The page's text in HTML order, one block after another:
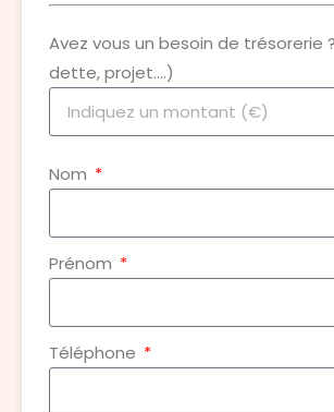
Avez vous un besoin de trésorerie
dette, projet….)
Nom
Prénom
Téléphone